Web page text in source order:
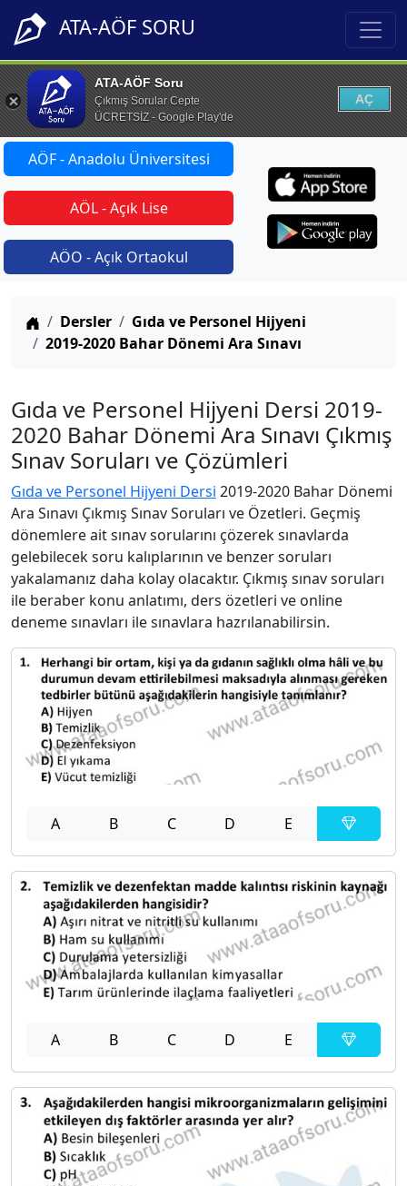
ATA-AÖF SORU
ATA-AÖF Soru
Çıkmış Sorular Cepte
ÜCRETSİZ - Google Play'de
AÇ
AÖF - Anadolu Üniversitesi
AÖL - Açık Lise
AÖO - Açık Ortaokul
Anasayfa
Dersler
Gıda ve Personel Hijyeni
2019-2020 Bahar Dönemi Ara Sınavı
Gıda ve Personel Hijyeni Dersi 2019-
2020 Bahar Dönemi Ara Sınavı Çıkmış
Sınav Soruları ve Çözümleri
Gıda ve Personel Hijyeni Dersi 2019-2020 Bahar Dönemi
Ara Sınavı Çıkmış Sınav Soruları ve Özetleri. Geçmiş
dönemlere ait sınav sorularını çözerek sınavlarda
gelebilecek soru kalıplarının ve benzer soruları
yakalamanız daha kolay olacaktır. Çıkmış sınav soruları
ile beraber konu anlatımı, ders özetleri ve online
deneme sınavları ile sınavlara hazrılanabilirsin.
A B C D E
A B C D E